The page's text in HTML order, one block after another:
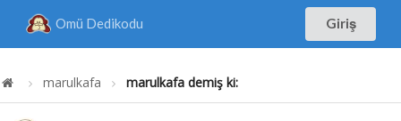
Omü Dedikodu Giriş
marulkafa marulkafa demiş ki: